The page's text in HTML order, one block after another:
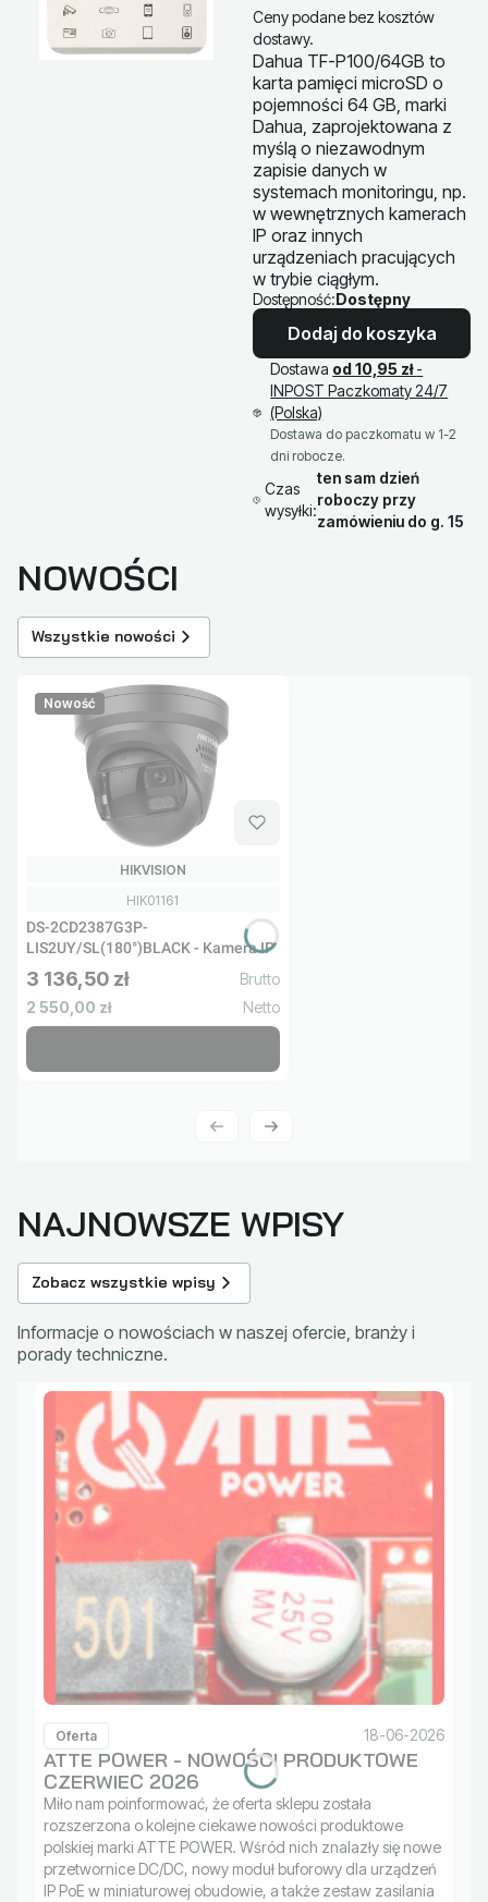
Ceny podane bez kosztów
dostawy.
Dahua TF-P100/64GB to
karta pamięci microSD o
pojemności 64 GB, marki
Dahua, zaprojektowana z
myślą o niezawodnym
zapisie danych w
systemach monitoringu, np.
w wewnętrznych kamerach
IP oraz innych
urządzeniach pracujących
w trybie ciągłym.
Dostępność:Dostępny
Dodaj do koszyka
Dostawa od 10,95 zł-
INPOST Paczkomaty 24/7
(Polska)
Dostawa do paczkomatu w 1-2
dni robocze.
Czas
wysyłki:
ten sam dzień
roboczy przy
zamówieniu do g. 15
NOWOŚCI
Wszystkie nowości
Nowość
Kod produktu
HIK01161
DS-2CD2387G3P-
LIS2UY/SL(180°)BLACK - Kamera IP
PRODUCENT
HIKVISION
Cena brutto
3 136,50 zł
Cena netto
2 550,00 zł
NAJNOWSZE WPISY
Zobacz wszystkie wpisy
Informacje o nowościach w naszej ofercie, branży i
porady techniczne.
Oferta 18-06-2026
ATTE POWER - NOWOŚCI PRODUKTOWE
CZERWIEC 2026
Miło nam poinformować, że oferta sklepu została
rozszerzona o kolejne ciekawe nowości produktowe
polskiej marki ATTE POWER. Wśród nich znalazły się nowe
przetwornice DC/DC, nowy moduł buforowy dla urządzeń
IP PoE w miniaturowej obudowie, a także zestaw zasilania